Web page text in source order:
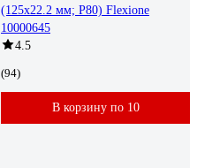
(125х22.2 мм; Р80) Flexione
10000645
4.5
(94)
В корзину по 10